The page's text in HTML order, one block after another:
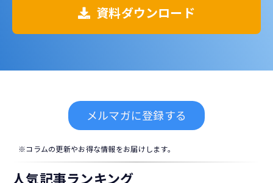
資料ダウンロード
メルマガに登録する
※コラムの更新やお得な情報をお届けします。
人気記事ランキング